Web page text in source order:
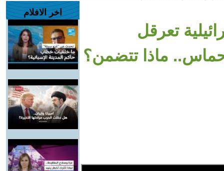
تعرقل
ماذا تتضمن؟
اخر الافلام